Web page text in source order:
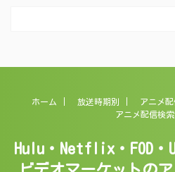
ホーム 放送時期別 アニメ
アニメ配信検索
Hulu・Netflix・FOD・